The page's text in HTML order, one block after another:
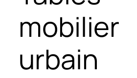
mobilier
urbain